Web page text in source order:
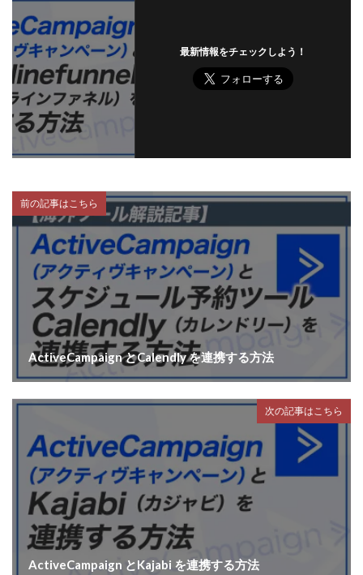
最新情報をチェックしよう！
前の記事はこちら
ActiveCampaign とCalendly を連携する方法
次の記事はこちら
ActiveCampaign とKajabi を連携する方法